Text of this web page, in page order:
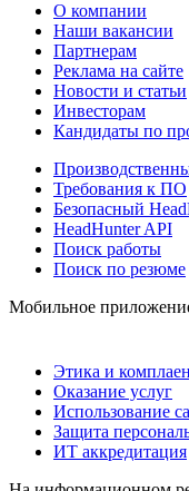
О компании
Наши вакансии
Партнерам
Реклама на сайте
Новости и статьи
Инвесторам
Кандидаты по
Требования к ПО
Безопасный
HeadHunter API
Поиск работы
Поиск по резюме
Мобильное
Этика и
Оказание услуг
Использование
Защита
ИТ аккредитация